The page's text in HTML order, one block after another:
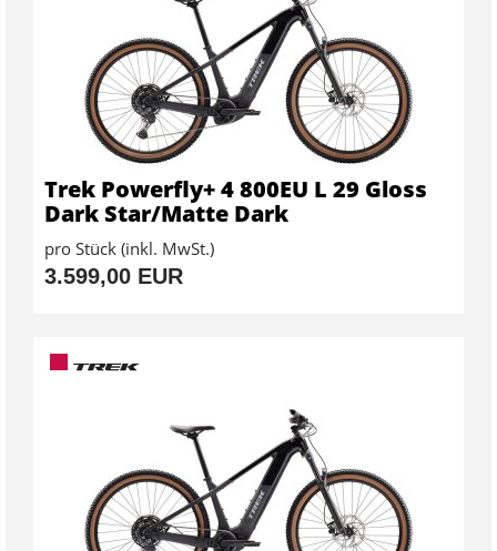
Trek Powerfly+ 4 800EU L 29 Gloss
Dark Star/Matte Dark
pro Stück (inkl. MwSt.)
3.599,00 EUR